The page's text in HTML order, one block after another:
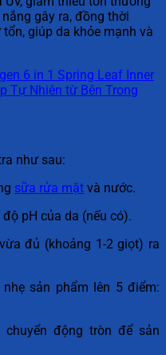
gây ra, đồng thời
giúp da khỏe mạnh và
6 in 1 Spring Leaf Inner
Tự Nhiên từ Bên Trong
như sau:
sữa rửa mặt và nước.
pH của da (nếu có).
đủ (khoảng 1-2 giọt) ra
sản phẩm lên 5 điểm:
chuyển động tròn để sản